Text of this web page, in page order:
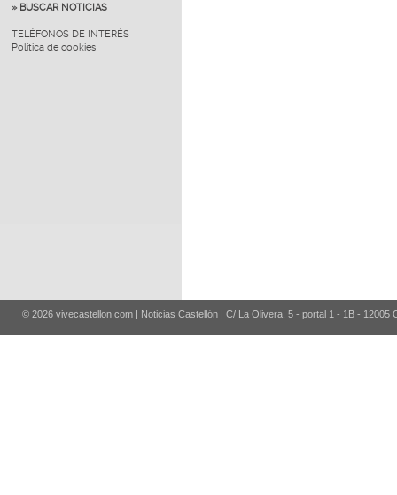
» BUSCAR NOTICIAS
TELÉFONOS DE INTERÉS
Política de cookies
© 2026 vivecastellon.com | Noticias Castellón | C/ La Olivera, 5 - portal 1 - 1B - 12005